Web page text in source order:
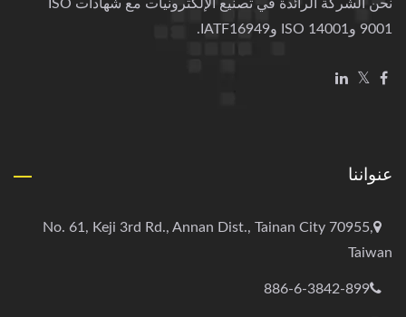
نحن الشركة الرائدة في تصنيع الإلكترونيات مع شهادات ISO
9001 وISO 14001 وIATF16949.
عنواننا
No. 61, Keji 3rd Rd., Annan Dist., Tainan City 70955,
Taiwan
886-6-3842-899